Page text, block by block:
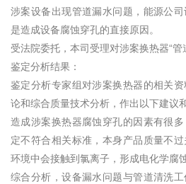
涉案设备出现管道漏水问题，能源公
是造成设备腐蚀穿孔的直接原因。
受法院委托，本司受理对涉案换热器“管
鉴定分析结果：
鉴定分析专家组对涉案换热器的相关
论和综合质量技术分析，作出以下建议
造成涉案换热器腐蚀穿孔的因素有很
定不符合相关标准，本身产品质量不
环境中会接触到氯离子，形成电化学腐
综合分析，设备漏水问题与管道清洗